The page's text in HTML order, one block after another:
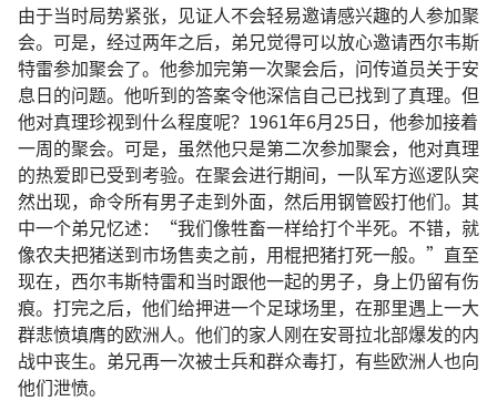
由于当时局势紧张，见证人不会轻易邀请感兴趣的人参加聚
会。可是，经过两年之后，弟兄觉得可以放心邀请西尔韦斯
特雷参加聚会了。他参加完第一次聚会后，问传道员关于安
息日的问题。他听到的答案令他深信自己已找到了真理。但
他对真理珍视到什么程度呢？1961年6月25日，他参加接着
一周的聚会。可是，虽然他只是第二次参加聚会，他对真理
的热爱即已受到考验。在聚会进行期间，一队军方巡逻队突
然出现，命令所有男子走到外面，然后用钢管殴打他们。其
中一个弟兄忆述：“我们像牲畜一样给打个半死。不错，就
像农夫把猪送到市场售卖之前，用棍把猪打死一般。”直至
现在，西尔韦斯特雷和当时跟他一起的男子，身上仍留有伤
痕。打完之后，他们给押进一个足球场里，在那里遇上一大
群悲愤填膺的欧洲人。他们的家人刚在安哥拉北部爆发的内
战中丧生。弟兄再一次被士兵和群众毒打，有些欧洲人也向
他们泄愤。